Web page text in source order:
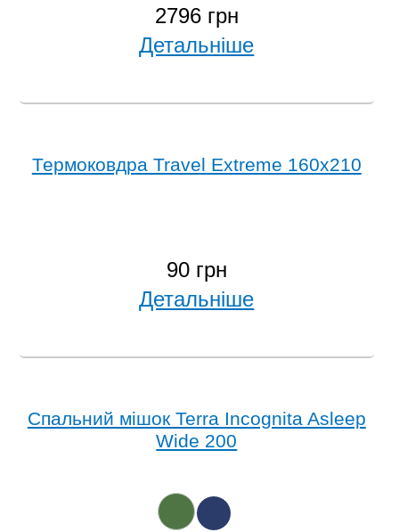
2796 грн
Детальніше
Термоковдра Travel Extreme 160x210
90 грн
Детальніше
Спальний мішок Terra Incognita Asleep
Wide 200